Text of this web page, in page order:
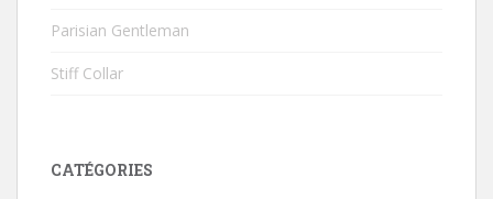
Parisian Gentleman
Stiff Collar
CATÉGORIES